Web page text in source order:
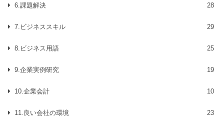
6.課題解決 28
7.ビジネススキル 29
8.ビジネス用語 25
9.企業実例研究 19
10.企業会計 10
11.良い会社の環境 23